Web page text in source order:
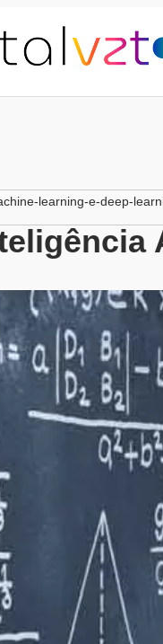
learning-e-deep-